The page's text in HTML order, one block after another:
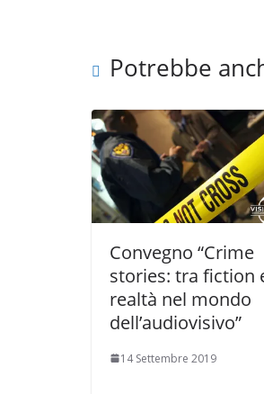
Potrebbe
Convegno “Crime
stories: tra fiction
realtà nel mondo
dell’audiovisivo”
14 Settembre 2019